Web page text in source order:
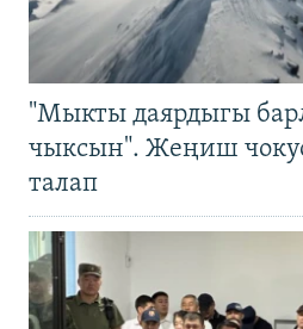
"Мыкты даярдыгы
чыксын". Жеңиш
талап